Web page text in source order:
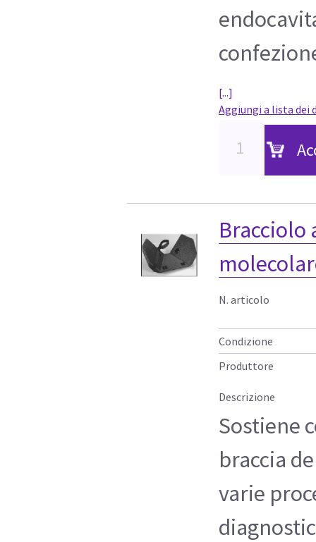
[...]
Aggiungi a lista dei
Bracciolo
N. articolo
Condizione
Produttore
Descrizione
Sostiene
braccia
varie